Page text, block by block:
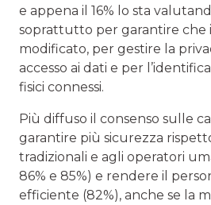
e appena il 16% lo sta
soprattutto per garantire che
modificato, per gestire la
accesso ai dati e per
fisici connessi.
Più diffuso il consenso sulle
garantire più sicurezza
tradizionali e agli operatori
86% e 85%) e rendere il
efficiente (82%), anche se la